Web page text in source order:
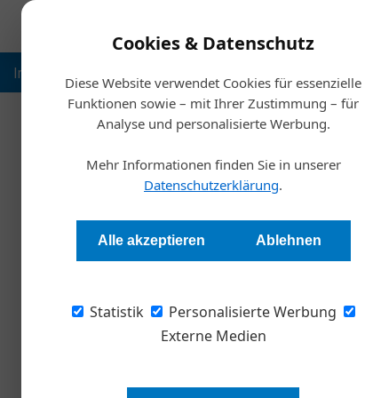
Cookies & Datenschutz
Diese Website verwendet Cookies für essenzielle
Funktionen sowie – mit Ihrer Zustimmung – für
Analyse und personalisierte Werbung.
Mehr Informationen finden Sie in unserer
Datenschutzerklärung.
Alle akzeptieren Ablehnen
Statistik
Personalisierte Werbung
Externe Medien
Inspiration
Post-Corona:
Redaktion Die Wirtschaft
Haufe Advisory hat der Frage, welche
werden, eine Studie gewidmet. Im
Schmidt über die wichtigsten
Unternehmensberatung immer wichtiger